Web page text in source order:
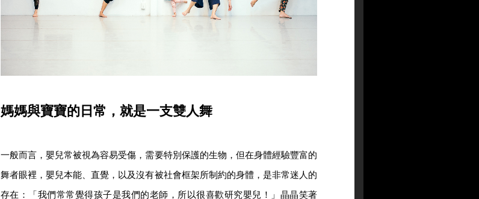
媽媽與寶寶的日常，就是一支雙人舞
一般而言，嬰兒常被視為容易受傷，需要特別保護的生物，但在身體經驗豐富的
舞者眼裡，嬰兒本能、直覺，以及沒有被社會框架所制約的身體，是非常迷人的
存在：「我們常常覺得孩子是我們的老師，所以很喜歡研究嬰兒！」晶晶笑著